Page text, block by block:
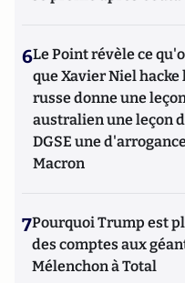
6Le Point révèle ce
que Xavier Niel hacke
russe donne une
australien une leçon
DGSE une
Macron
7Pourquoi Trump est
des comptes aux
Mélenchon à Total